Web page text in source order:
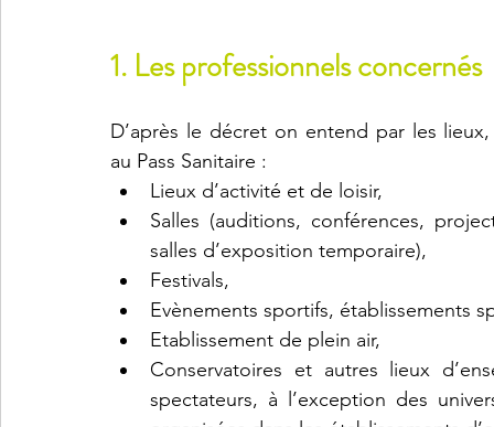
1. Les professionnels concernés
D’après le décret on entend par les
au Pass Sanitaire :
Lieux d’activité et de loisir,
Salles (auditions, conférences,
salles d’exposition temporaire),
Festivals,
Evènements sportifs, établissements
Etablissement de plein air,
Conservatoires et autres lieux
spectateurs, à l’exception des